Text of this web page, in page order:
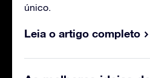
único.
Leia o artigo completo